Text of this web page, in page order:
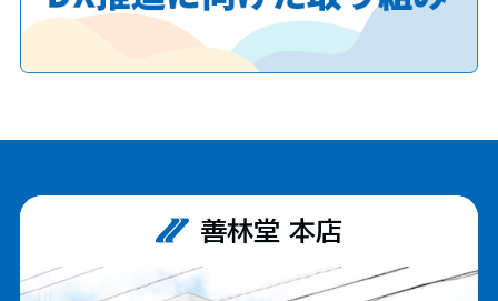
善林堂 本店